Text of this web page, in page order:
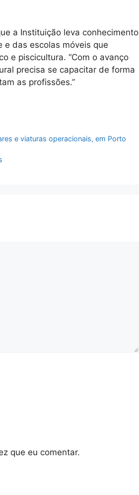
a Instituição leva conhecimento
e das escolas móveis que
e piscicultura. “Com o avanço
precisa se capacitar de forma
as profissões.”
e viaturas operacionais, em Porto
que eu comentar.